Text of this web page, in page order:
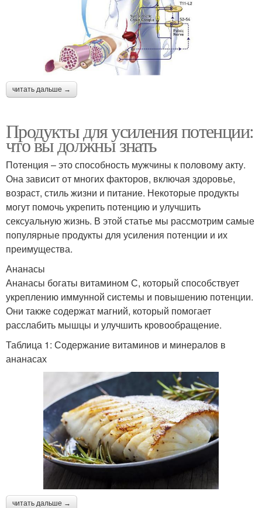
читать дальше →
Продукты для усиления потенции:
что вы должны знать
Потенция – это способность мужчины к половому акту.
Она зависит от многих факторов, включая здоровье,
возраст, стиль жизни и питание. Некоторые продукты
могут помочь укрепить потенцию и улучшить
сексуальную жизнь. В этой статье мы рассмотрим самые
популярные продукты для усиления потенции и их
преимущества.
Ананасы
Ананасы богаты витамином С, который способствует
укреплению иммунной системы и повышению потенции.
Они также содержат магний, который помогает
расслабить мышцы и улучшить кровообращение.
Таблица 1: Содержание витаминов и минералов в
ананасах
читать дальше →